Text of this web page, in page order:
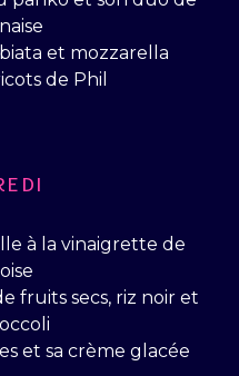
et mozzarella
de Phil
à la vinaigrette de
fruits secs, riz noir et
et sa crème glacée